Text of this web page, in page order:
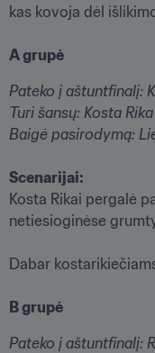
kas kovoja dėl
A grupė
Pateko į aštuntfinalį:
Turi šansų: Kosta Rika
Scenarijai:
Kosta Rikai pergalė
netiesioginėse
Dabar
B grupė
Pateko į aštuntfinalį: